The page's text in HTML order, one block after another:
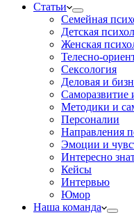
Статьи
Семейная
Детская
Женская
Телесно-
Сексология
Деловая и
Саморазвитие
Методики и
Персоналии
Направления
Эмоции и
Интересно
Кейсы
Интервью
Юмор
Наша команда